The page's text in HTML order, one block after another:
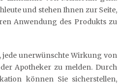
und stehen Ihnen zur Seite,
Anwendung des Produkts zu
jede unerwünschte Wirkung von
Apotheker zu melden. Durch
können Sie sicherstellen,